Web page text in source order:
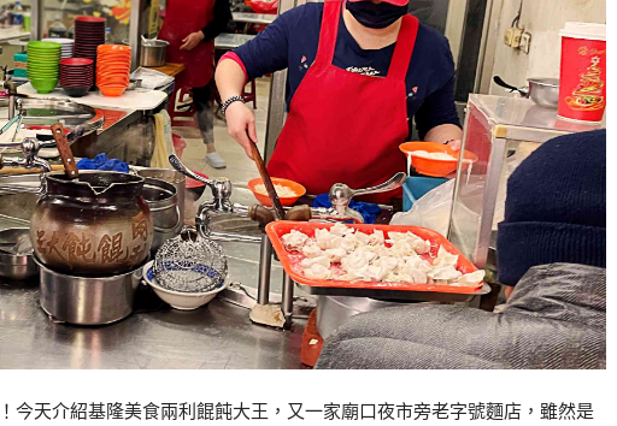
今天介紹基隆美食兩利餛飩大王，又一家廟口夜市旁老字號麵店，雖然是